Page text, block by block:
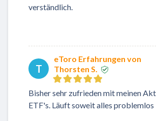
verständlich.
T
eToro Erfahrungen von
Thorsten S.
Bisher sehr zufrieden mit meinen
ETF's. Läuft soweit alles problemlos